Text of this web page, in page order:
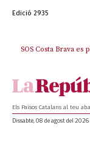
Edició 2935
SOS Costa Brava
Els Països Catalans al teu
Dissabte, 08 de agost del 2026